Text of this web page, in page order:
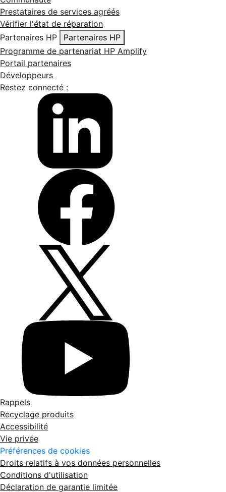
Prestataires de services agréés
Vérifier l'état de réparation
Partenaires HP
Partenaires HP
Programme de partenariat HP Amplify
Portail partenaires
Développeurs
Restez connecté :
Rappels
Recyclage produits
Accessibilité
Vie privée
Préférences de cookies
Droits relatifs à vos données personnelles
Conditions d'utilisation
Déclaration de garantie limitée